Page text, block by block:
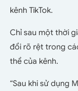
kênh TikTok.
Chỉ sau một thời
đổi rõ rệt trong
thể của kênh.
“Sau khi sử dụng